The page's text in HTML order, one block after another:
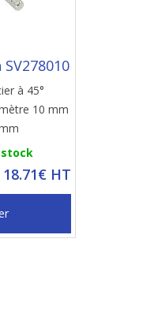
à 45°
10 mm
18.71€ HT